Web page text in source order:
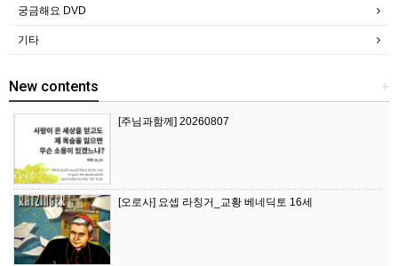
궁금해요 DVD
기타
+
New contents
[주님과함께] 20260807
[오로사] 요셉 라칭거_교황 베네딕토 16세